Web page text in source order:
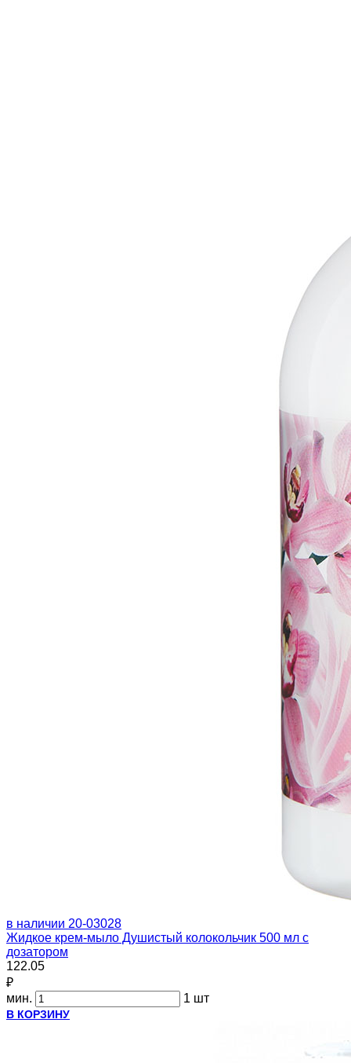
в наличии 20-03028
Жидкое крем-мыло Душистый колокольчик 500 мл с
дозатором
122.05
₽
мин.
1 шт
В КОРЗИНУ